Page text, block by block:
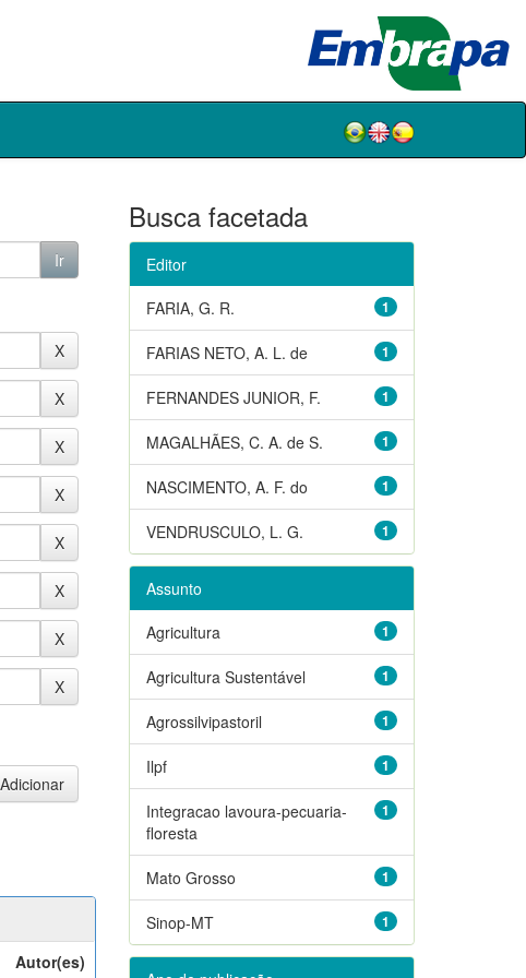
Autor(es)
Busca facetada
Editor
1
FARIA, G. R.
1
FARIAS NETO, A. L. de
1
FERNANDES JUNIOR, F.
1
MAGALHÃES, C. A. de S.
1
NASCIMENTO, A. F. do
1
VENDRUSCULO, L. G.
Assunto
1
Agricultura
1
Agricultura Sustentável
1
Agrossilvipastoril
1
Ilpf
1
Integracao lavoura-pecuaria-
floresta
1
Mato Grosso
1
Sinop-MT